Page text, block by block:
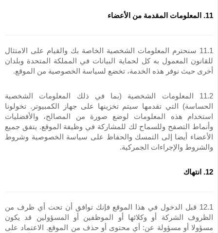
11. المعلومات المقدمة من الأعضاء
11.1 سنحترم المعلومات الشخصية الخاصة بك والقيام على الامتثال
للقانون المعمول به كل لحماية البيانات في المملكة المتحدة وبلدان
أخرى حيث نوفر هذه الخدمة، تخضع لسياسة الخصوصية من الموقع.
11.2 المعلومات الشخصية (بما في ذلك المعلومات الشخصية
الحساسة) التي تقدمها سيتم تخزينها على جهاز الكمبيوتر. تخولونا
استخدام هذه المعلومات لوضع صورة من المصالح، والأفضليات
وأنماط التصفح وللسماح لك للمشاركة في وظيفة الموقع. يتفق جميع
الأعضاء أيضا إلى التمسك والحفاظ على سياسة الخصوصية وشروط
والشروط والإجراءات الجمركية.
12. انتهاك
12.1 قبل الدخول في هذا الموقع فإنك توافق أن تحت أي ظرف من
الظروف الشركة أو وكلائها أو الموظفين أو المسؤولين قد يكون
مسؤولا أو مسؤولة عن: أي محتوى أو حذف من الموقع. الاعتماد على